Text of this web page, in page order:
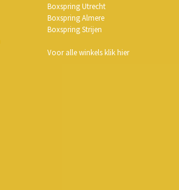
Boxspring Utrecht
Boxspring Almere
Boxspring Strijen
Voor alle winkels klik hier